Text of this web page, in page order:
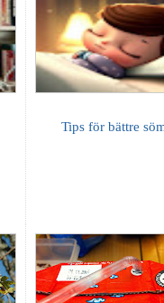
Tips för bättre